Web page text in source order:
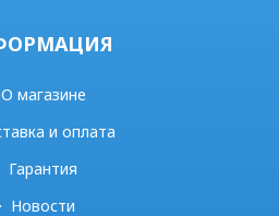
О магазине
и оплата
Гарантия
Новости